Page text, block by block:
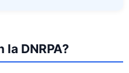
DNRPA?